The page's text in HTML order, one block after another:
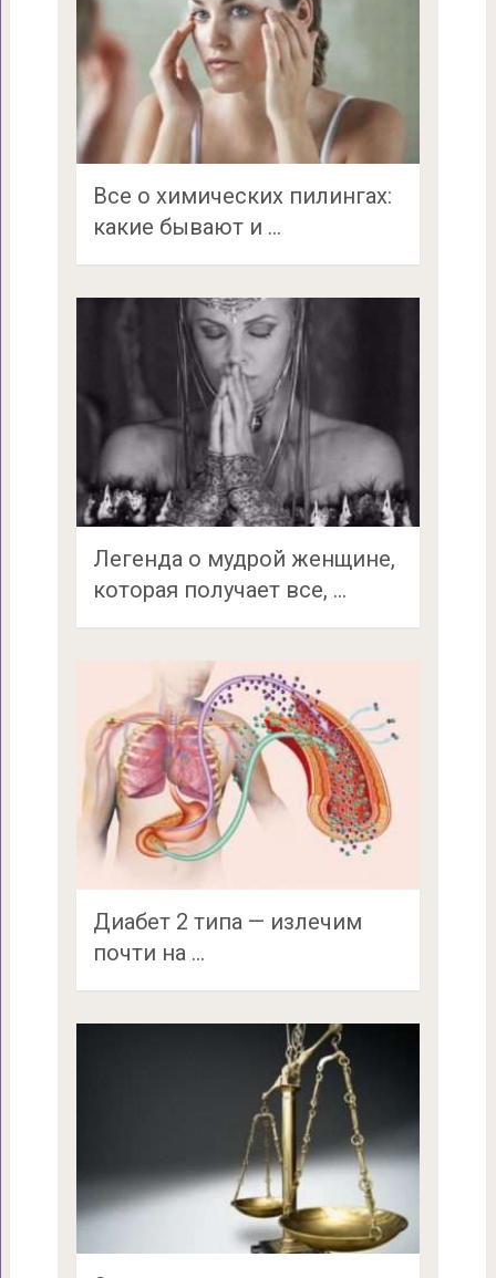
Все о химических пилингах:
какие бывают и …
Легенда о мудрой женщине,
которая получает все, …
Диабет 2 типа — излечим
почти на …